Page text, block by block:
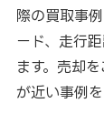
際の買取事
ード、走行
ます。売却
が近い事例